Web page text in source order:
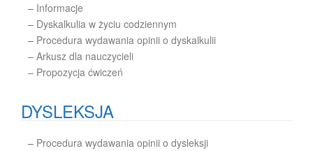
– Informacje
– Dyskalkulia w życiu codziennym
– Procedura wydawania opinii o dyskalkulii
– Arkusz dla nauczycieli
– Propozycja ćwiczeń
DYSLEKSJA
– Procedura wydawania opinii o dysleksji